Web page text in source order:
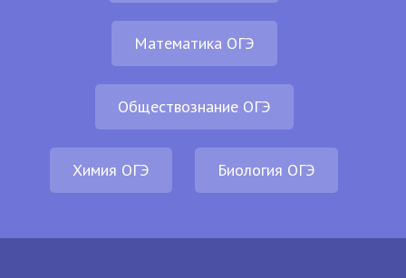
Математика ОГЭ
Обществознание ОГЭ
Химия ОГЭ Биология ОГЭ